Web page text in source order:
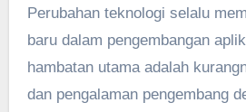
Perubahan teknologi selalu
baru dalam pengembangan
hambatan utama adalah
dan pengalaman pengembang